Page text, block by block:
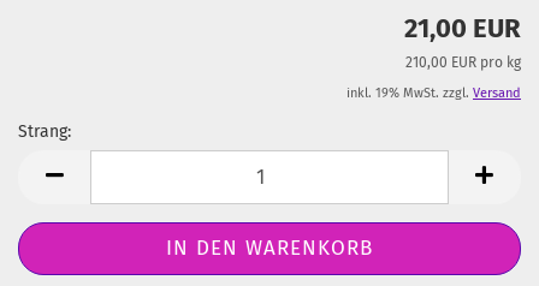
21,00 EUR
210,00 EUR pro kg
inkl. 19% MwSt. zzgl. Versand
Strang: